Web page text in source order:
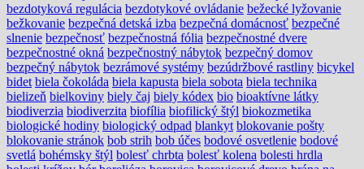
bezdotyková regulácia bezdotykové ovládanie bežecké lyžovanie
bežkovanie bezpečná detská izba bezpečná domácnosť bezpečné
slnenie bezpečnosť bezpečnostná fólia bezpečnostné dvere
bezpečnostné okná bezpečnostný nábytok bezpečný domov
bezpečný nábytok bezrámové systémy bezúdržbové rastliny bicykel
bidet biela čokoláda biela kapusta biela sobota biela technika
bielizeň bielkoviny biely čaj biely kódex bio bioaktívne látky
biodiverzia biodiverzita biofília biofilický štýl biokozmetika
biologické hodiny biologický odpad blankyt blokovanie pošty
blokovanie stránok bob strih bob účes bodové osvetlenie bodové
svetlá bohémsky štýl bolesť chrbta bolesť kolena bolesti hrdla